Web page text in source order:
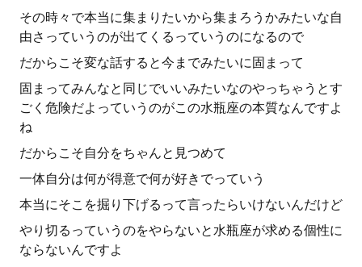
その時々で本当に集まりたいから集まろうかみたいな自
由さっていうのが出てくるっていうのになるので
だからこそ変な話すると今までみたいに固まって
固まってみんなと同じでいいみたいなのやっちゃうとす
ごく危険だよっていうのがこの水瓶座の本質なんですよ
ね
だからこそ自分をちゃんと見つめて
一体自分は何が得意で何が好きでっていう
本当にそこを掘り下げるって言ったらいけないんだけど
やり切るっていうのをやらないと水瓶座が求める個性に
ならないんですよ